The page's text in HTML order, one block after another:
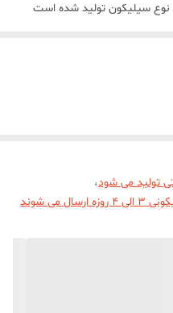
نوع سیلیکون تولید شده است
تولید می شود،
می شوند